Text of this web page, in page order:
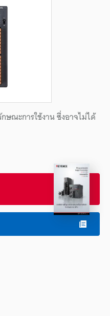
ษณะการใช้งาน ซึ่งอาจไม่ได้